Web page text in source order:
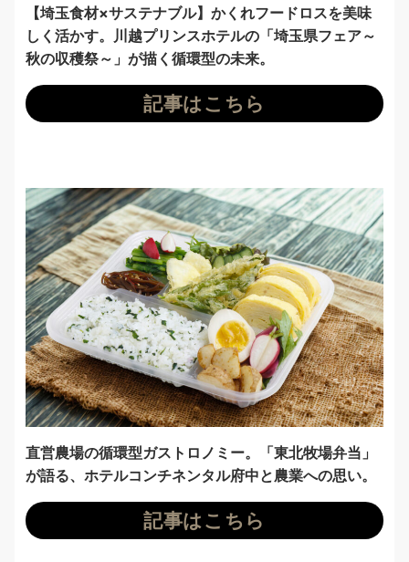
【埼玉食材×サステナブル】かくれフードロスを美味
しく活かす。川越プリンスホテルの「埼玉県フェア～
秋の収穫祭～」が描く循環型の未来。
記事はこちら
直営農場の循環型ガストロノミー。「東北牧場弁当」
が語る、ホテルコンチネンタル府中と農業への思い。
記事はこちら